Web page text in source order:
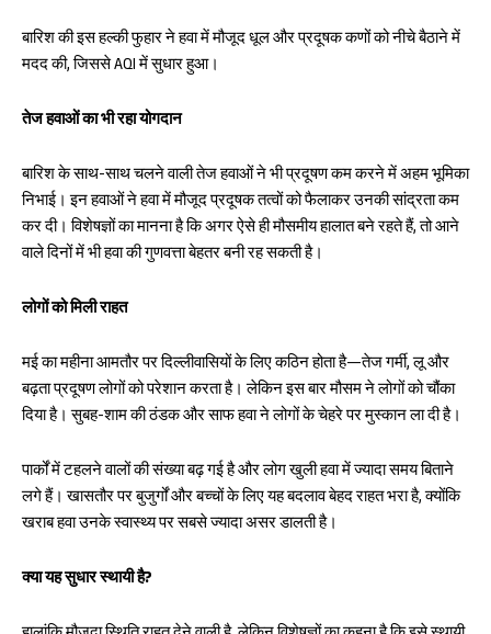
बारिश की इस हल्की फुहार ने हवा में मौजूद धूल और प्रदूषक कणों को नीचे बैठाने में
मदद की, जिससे AQI में सुधार हुआ।
तेज हवाओं का भी रहा योगदान
बारिश के साथ-साथ चलने वाली तेज हवाओं ने भी प्रदूषण कम करने में अहम भूमिका
निभाई। इन हवाओं ने हवा में मौजूद प्रदूषक तत्वों को फैलाकर उनकी सांद्रता कम
कर दी। विशेषज्ञों का मानना है कि अगर ऐसे ही मौसमीय हालात बने रहते हैं, तो आने
वाले दिनों में भी हवा की गुणवत्ता बेहतर बनी रह सकती है।
लोगों को मिली राहत
मई का महीना आमतौर पर दिल्लीवासियों के लिए कठिन होता है—तेज गर्मी, लू और
बढ़ता प्रदूषण लोगों को परेशान करता है। लेकिन इस बार मौसम ने लोगों को चौंका
दिया है। सुबह-शाम की ठंडक और साफ हवा ने लोगों के चेहरे पर मुस्कान ला दी है।
पार्कों में टहलने वालों की संख्या बढ़ गई है और लोग खुली हवा में ज्यादा समय बिताने
लगे हैं। खासतौर पर बुजुर्गों और बच्चों के लिए यह बदलाव बेहद राहत भरा है, क्योंकि
खराब हवा उनके स्वास्थ्य पर सबसे ज्यादा असर डालती है।
क्या यह सुधार स्थायी है?